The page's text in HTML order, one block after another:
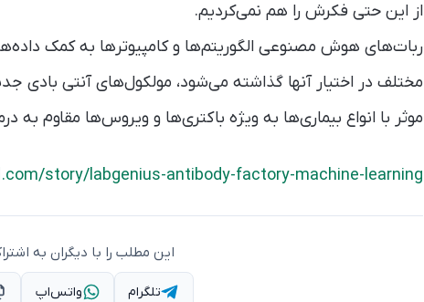
از این حتی فکرش را هم نمی‌کردیم.
ربات‌های هوش مصنوعی الگوریتم‌ها و کامپیوترها به کمک
مختلف در اختیار آنها گذاشته می‌شود، مولکول‌های آنتی بادی
موثر با انواع بیماری‌ها به ویژه باکتری‌ها و ویروس‌ها مقاوم به
story/labgenius-antibody-factory-machine-learning/
این مطلب را با دیگران به
تلگرام واتس‌اپ